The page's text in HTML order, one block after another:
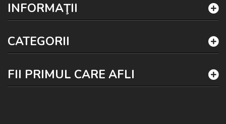
INFORMAŢII
CATEGORII
FII PRIMUL CARE AFLI